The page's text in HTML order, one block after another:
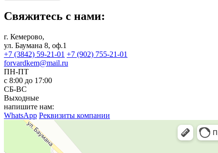
Свяжитесь с нами:
г. Кемерово,
ул. Баумана 8, оф.1
+7 (3842) 59-21-01 +7 (902) 755-21-01
forvardkem@mail.ru
ПН-ПТ
с 8:00 до 17:00
СБ-ВС
Выходные
напишите нам:
WhatsApp Реквизиты компании